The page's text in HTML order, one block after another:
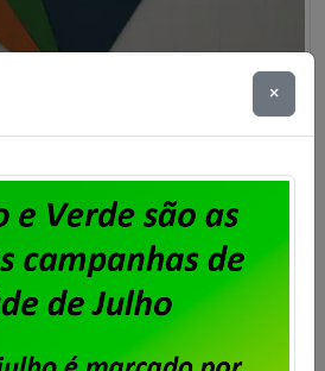
mudar sua sede
×